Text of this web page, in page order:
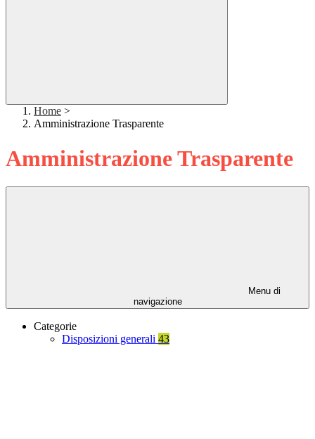
Home >
Amministrazione Trasparente
Amministrazione Trasparente
Menu di
navigazione
Categorie
Disposizioni generali 43